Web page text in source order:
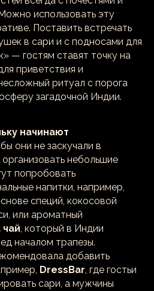
использовать эту
Поставить встречать
в сари и с подносами для
— гостям ставят точку на
приветствия и
ритуал с порога
загадочной Индии.
начинают
они не заскучали в
небольшие
попробовать
напитки, например,
специй, кокосовой
или ароматный
чай, который в Индии
началом трапезы.
добавить
DressBar, где гостьи
сари, а мужчины